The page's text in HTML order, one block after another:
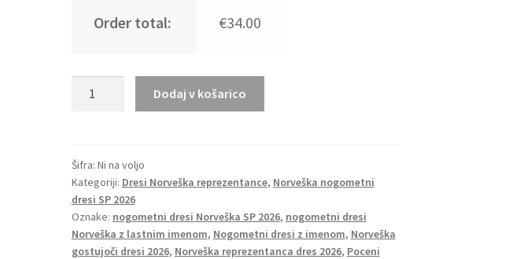
Order total: €34.00
SP
2026
črna
Ženski
količina
Dodaj v košarico
Šifra: Ni na voljo
Kategoriji: Dresi Norveška reprezentance, Norveška nogometni
dresi SP 2026
Oznake: nogometni dresi Norveška SP 2026, nogometni dresi
Norveška z lastnim imenom, Nogometni dresi z imenom, Norveška
gostujoči dresi 2026, Norveška reprezentanca dres 2026, Poceni